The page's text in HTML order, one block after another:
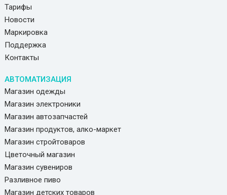
Тарифы
Новости
Маркировка
Поддержка
Контакты
АВТОМАТИЗАЦИЯ
Магазин одежды
Магазин электроники
Магазин автозапчастей
Магазин продуктов, алко-маркет
Магазин стройтоваров
Цветочный магазин
Магазин сувениров
Разливное пиво
Магазин детских товаров